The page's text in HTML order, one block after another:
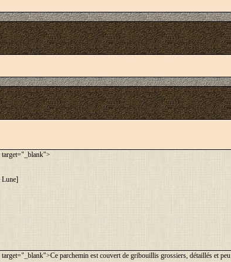
Lune]
parchemin est couvert de gribouillis grossiers, détaillés et peu